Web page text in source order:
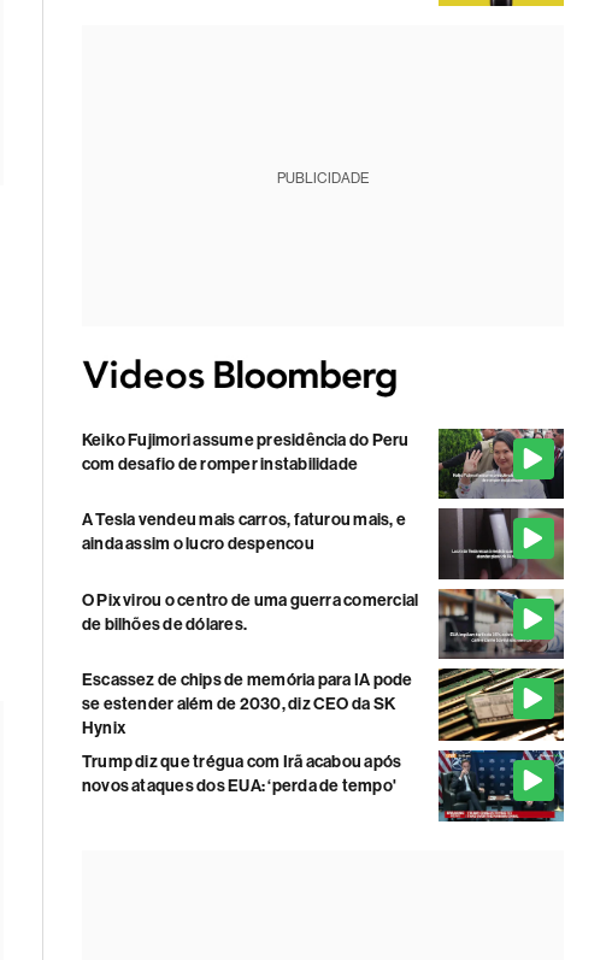
PUBLICIDADE
Keiko Fujimori assume presidência do Peru
com desafio de romper instabilidade
A Tesla vendeu mais carros, faturou mais, e
ainda assim o lucro despencou
O Pix virou o centro de uma guerra comercial
de bilhões de dólares.
Escassez de chips de memória para IA pode
se estender além de 2030, diz CEO da SK
Hynix
Trump diz que trégua com Irã acabou após
novos ataques dos EUA: ‘perda de tempo'